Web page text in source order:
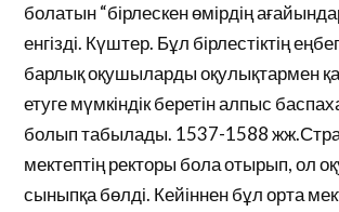
болатын “бірлескен өмірдің
енгізді. Күштер. Бұл бірлестіктің
барлық оқушыларды оқулықтармен
етуге мүмкіндік беретін алпыс
болып табылады. 1537-1588
мектептің ректоры бола отырып, ол
сыныпқа бөлді. Кейіннен бұл орта